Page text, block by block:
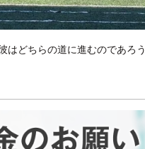
はどちらの道に進むのであろう